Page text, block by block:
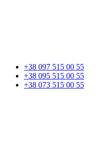
+38 097 515 00 55
+38 095 515 00 55
+38 073 515 00 55